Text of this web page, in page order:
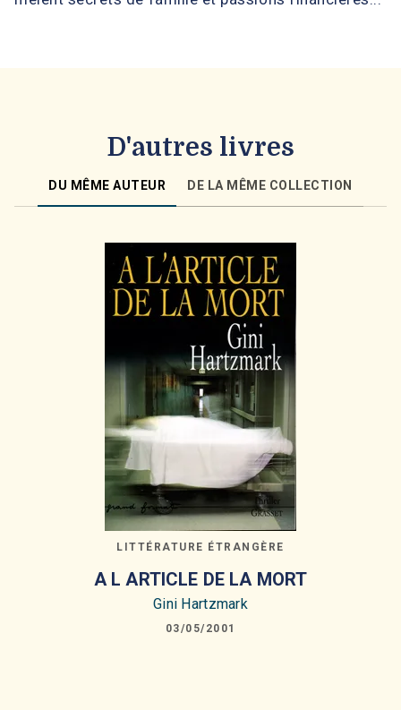
D'autres livres
DU MÊME AUTEUR DE LA MÊME COLLECTION
LITTÉRATURE ÉTRANGÈRE
A L ARTICLE DE LA MORT
Gini Hartzmark
03/05/2001